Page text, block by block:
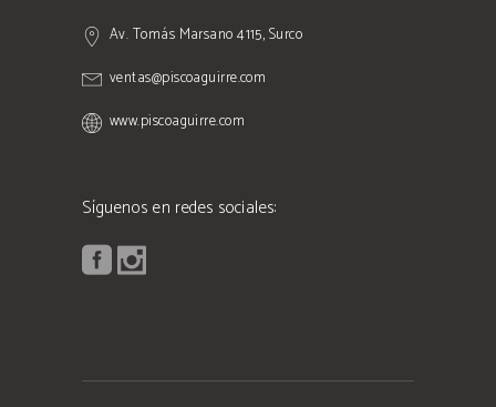
Av. Tomás Marsano 4115, Surco
ventas@piscoaguirre.com
www.piscoaguirre.com
Síguenos en redes sociales: